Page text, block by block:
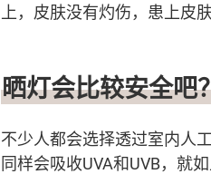
上，皮肤没有灼伤，患上皮
晒灯会比较安全吧？
不少人都会选择透过室内人
同样会吸收UVA和UVB，就